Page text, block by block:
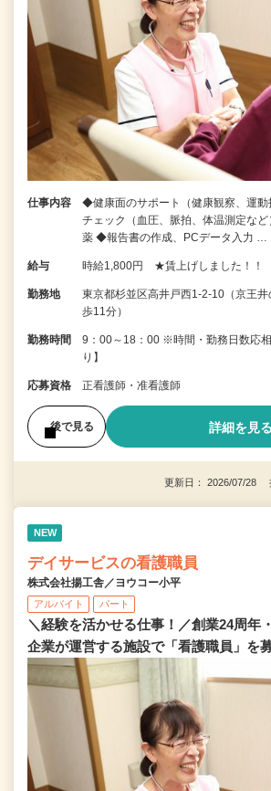
仕事内容
◆健康面のサポート（健康観察、運
チェック（血圧、脈拍、体温測定な
薬 ◆報告書の作成、PCデータ入力 …
給与 時給1,800円 ★賃上げしました！！
勤務地
東京都杉並区高井戸西1-2-10（京王
歩11分）
勤務時間
9：00～18：00 ※時間・勤務日数応
り】
応募資格 正看護師・准看護師
後で見る 詳細を見る
更新日： 2026/07/28
NEW
デイサービスの看護職員
株式会社揚工舎／ヨウコー小平
アルバイト パート
＼経験を活かせる仕事！／創業24周年
企業が運営する施設で「看護職員」を